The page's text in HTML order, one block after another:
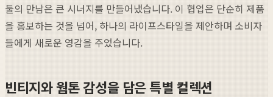
둘의 만남은 큰 시너지를 만들어냈습니다. 이 협업은 단순히 제품
을 홍보하는 것을 넘어, 하나의 라이프스타일을 제안하며 소비자
들에게 새로운 영감을 주었습니다.
빈티지와 웜톤 감성을 담은 특별 컬렉션